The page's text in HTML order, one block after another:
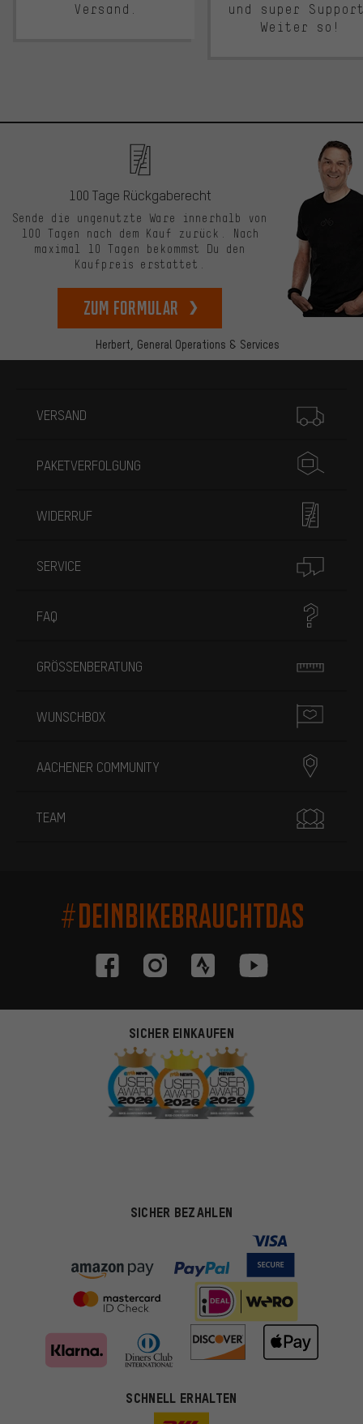
Versand.
und super
Weiter so!
Herbert, General Operations & Services
100 Tage Rückgaberecht
Sende die ungenutzte Ware innerhalb von
100 Tagen nach dem Kauf zurück. Nach
maximal 10 Tagen bekommst Du den
Kaufpreis erstattet.
zum Formular
VERSAND
PAKETVERFOLGUNG
WIDERRUF
SERVICE
FAQ
GRÖSSENBERATUNG
WUNSCHBOX
AACHENER COMMUNITY
TEAM
#DEINBIKEBRAUCHTDAS
SICHER EINKAUFEN
SICHER BEZAHLEN
SCHNELL ERHALTEN